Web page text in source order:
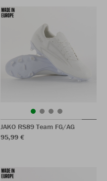
JAKO RS89 Team FG/AG
95,99 €